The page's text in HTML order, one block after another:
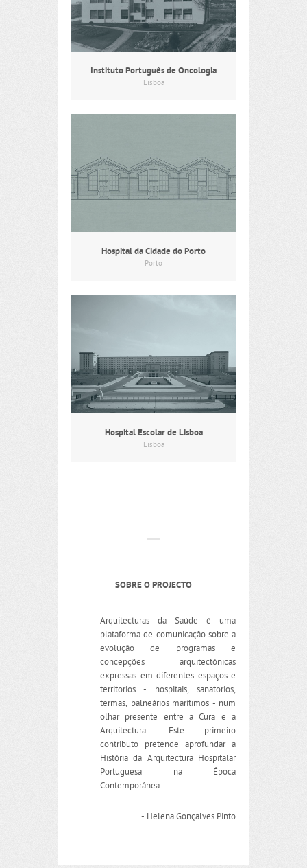
Instituto Português de Oncologia
Lisboa
Hospital da Cidade do Porto
Porto
Hospital Escolar de Lisboa
Lisboa
SOBRE O PROJECTO
Arquitecturas da Saúde é uma
plataforma de comunicação sobre a
evolução de programas e
concepções arquitectónicas
expressas em diferentes espaços e
territórios - hospitais, sanatórios,
termas, balneários marítimos - num
olhar presente entre a Cura e a
Arquitectura. Este primeiro
contributo pretende aprofundar a
História da Arquitectura Hospitalar
Portuguesa na Época
Contemporânea.
- Helena Gonçalves Pinto